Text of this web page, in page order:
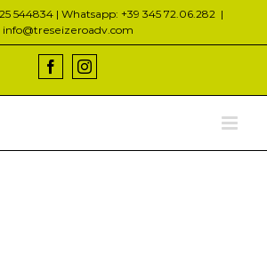
544834 | Whatsapp: +39 345 72.06.282 |
info@treseizeroadv.com
FacebookInstagram